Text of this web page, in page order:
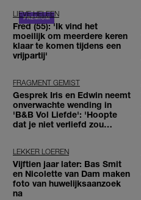
LIEVE HELEEN
Fred (55): 'Ik vind het
moeilijk om meerdere keren
klaar te komen tijdens een
vrijpartij'
FRAGMENT GEMIST
Gesprek Iris en Edwin neemt
onverwachte wending in
'B&B Vol Liefde': 'Hoopte
dat je niet verliefd zou
LEKKER LOEREN
Vijftien jaar later: Bas Smit
en Nicolette van Dam maken
foto van huwelijksaanzoek
na